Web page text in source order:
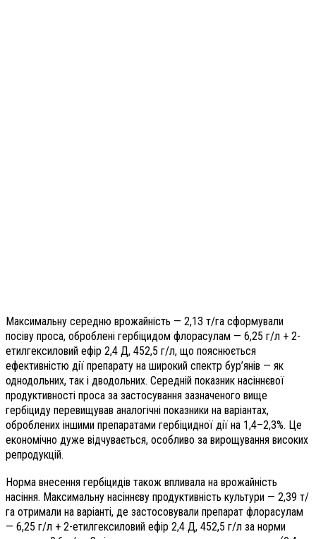
Максимальну середню врожайність — 2,13 т/га сформували
посіву проса, оброблені гербіцидом флорасулам — 6,25 г/л + 2-
етилгексиловий ефір 2,4 Д, 452,5 г/л, що пояснюється
ефективністю дії препарату на широкий спектр бур’янів — як
однодольних, так і дводольних. Середній показник насіннєвої
продуктивності проса за застосування зазначеного вище
гербіциду перевищував аналогічні показники на варіантах,
оброблених іншими препаратами гербіцидної дії на 1,4–2,3%. Це
економічно дуже відчувається, особливо за вирощування високих
репродукцій.
Норма внесення гербіцидів також впливала на врожайність
насіння. Максимальну насіннєву продуктивність культури — 2,39 т/
га отримали на варіанті, де застосовували препарат флорасулам
— 6,25 г/л + 2-етилгексиловий ефір 2,4 Д, 452,5 г/л за норми